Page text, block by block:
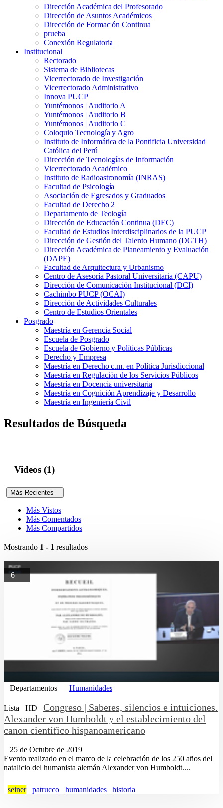
Dirección Académica del Profesorado
Dirección de Asuntos Académicos
Dirección de Formación Continua
prueba
Conexión Regulatoria
Institucional
Rectorado
Sistema de Bibliotecas
Vicerrectorado de Investigación
Vicerrectorado Administrativo
Innova PUCP
Yuntémonos | Auditorio A
Yuntémonos | Auditorio B
Yuntémonos | Auditorio C
Coloquio Tecnología y Agro
Instituto de Informática de la Pontificia Universidad
Católica del Perú
Dirección de Tecnologías de Información
Vicerrectorado Académico
Instituto de Radioastronomía (INRAS)
Facultad de Psicología
Asociación de Egresados y Graduados
Facultad de Derecho 2
Departamento de Teología
Dirección de Educación Continua (DEC)
Facultad de Estudios Interdisciplinarios de la PUCP
Dirección de Gestión del Talento Humano (DGTH)
Dirección Académica de Planeamiento y Evaluación
(DAPE)
Facultad de Arquitectura y Urbanismo
Centro de Asesoría Pastoral Universitaria (CAPU)
Dirección de Comunicación Institucional (DCI)
Cachimbo PUCP (OCAI)
Dirección de Actividades Culturales
Centro de Estudios Orientales
Posgrado
Maestría en Gerencia Social
Escuela de Posgrado
Escuela de Gobierno y Políticas Públicas
Derecho y Empresa
Maestría en Derecho c.m. en Política Jurisdiccional
Maestría en Regulación de los Servicios Públicos
Maestría en Docencia universitaria
Maestría en Cognición Aprendizaje y Desarrollo
Maestría en Ingeniería Civil
Resultados de Búsqueda
Videos (1)
Más Recientes
Más Vistos
Más Comentados
Más Compartidos
Mostrando 1 - 1 resultados
6
Departamentos Humanidades
Lista HD
Congreso | Saberes, silencios e intuiciones.
Alexander von Humboldt y el establecimiento del
canon científico hispanoamericano
25 de Octubre de 2019
Evento realizado en el marco de la celebración de los 250 años del
natalicio del humanista alemán Alexander von Humboldt....
seiner patrucco humanidades historia